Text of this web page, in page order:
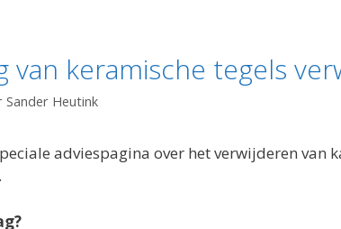
van keramische tegels
Sander Heutink
adviespagina over het verwijderen van